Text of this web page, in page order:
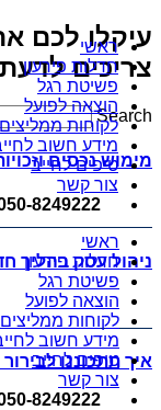
ראשי
חדלות פירעון
פשיטת רגל
הוצאה לפועל
לקוחות ממליצים
מידע חשוב לחייב
טיפים לחייב
צור קשר
050-8249222
ראשי
חדלות פירעון
פשיטת רגל
הוצאה לפועל
לקוחות ממליצים
מידע חשוב לחייב
טיפים לחייב
צור קשר
050-8249222
עיקלו לכם
צריכים לדעת
Search
מימוש נכסים
ניהול עסק בהליך
איך תתכוננו